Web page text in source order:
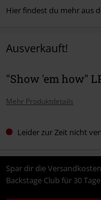
Hier findest du mehr aus
Ausverkauft!
"Show 'em how"
Mehr Produktdetails
Leider zur Zeit nicht
Spar dir die
Backstage Club für 30